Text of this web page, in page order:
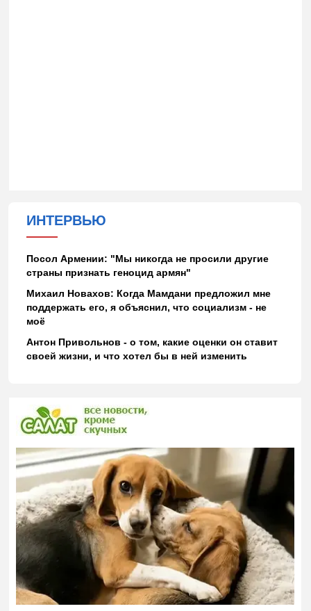
ИНТЕРВЬЮ
Посол Армении: "Мы никогда не просили другие
страны признать геноцид армян"
Михаил Новахов: Когда Мамдани предложил мне
поддержать его, я объяснил, что социализм - не
моё
Антон Привольнов - о том, какие оценки он ставит
своей жизни, и что хотел бы в ней изменить